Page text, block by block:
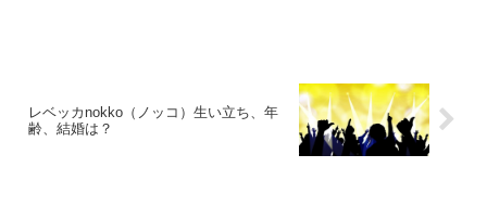
レベッカnokko（ノッコ）生い立ち、年
齢、結婚は？